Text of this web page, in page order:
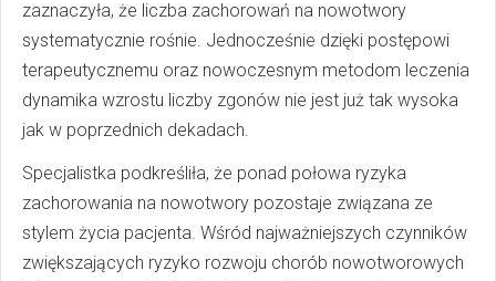
zaznaczyła, że liczba zachorowań na nowotwory
systematycznie rośnie. Jednocześnie dzięki postępowi
terapeutycznemu oraz nowoczesnym metodom leczenia
dynamika wzrostu liczby zgonów nie jest już tak wysoka
jak w poprzednich dekadach.
Specjalistka podkreśliła, że ponad połowa ryzyka
zachorowania na nowotwory pozostaje związana ze
stylem życia pacjenta. Wśród najważniejszych czynników
zwiększających ryzyko rozwoju chorób nowotworowych